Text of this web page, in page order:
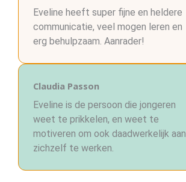
Eveline heeft super fijne en heldere
communicatie, veel mogen leren en
erg behulpzaam. Aanrader!
Claudia Passon
Eveline is de persoon die jongeren
weet te prikkelen, en weet te
motiveren om ook daadwerkelijk aan
zichzelf te werken.